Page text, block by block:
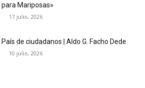
para Mariposas»
17 julio, 2026
País de ciudadanos | Aldo G. Facho Dede
10 julio, 2026